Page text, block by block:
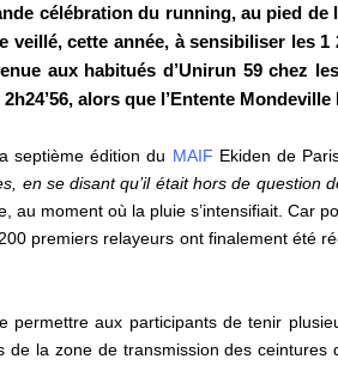
célébration du running, au pied
veillé, cette année, à sensibiliser les
aux habitués d’Unirun 59 chez
alors que l’Entente
septième édition du MAIF Ekiden de
en se disant qu’il était hors de question
au moment où la pluie s’intensifiait. Car
premiers relayeurs ont finalement été
permettre aux participants de tenir
la zone de transmission des